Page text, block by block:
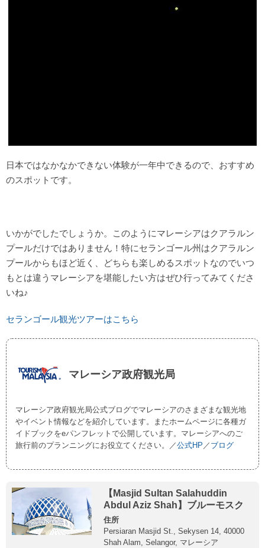
日本ではなかなかできない体験が一年中できるので、おすすめ
のスポットです。
いかがでしたでしょうか。このようにマレーシアはクアラルン
プールだけではありません！特にセランゴール州はクアラルン
プールからもほど近く、どちらも楽しめるスポットなのでいつ
もとは違うマレーシアを堪能したい方はぜひ行ってみてくださ
いね♪
セランゴール観光ツアーはこちら
マレーシア政府観光局
マレーシア政府観光局公式ブログでマレーシアのさまざまな観光地
やイベント情報などを紹介しています。またホームページに各種ガ
イドブックをeパンフレットで公開しています。マレーシアへのご
旅行前のプランニングにお役立てください。／公式HP ／ ブログ
【Masjid Sultan Salahuddin
Abdul Aziz Shah】ブルーモスク
住所
Persiaran Masjid St., Sekysen 14, 40000
Shah Alam, Selangor, マレーシア